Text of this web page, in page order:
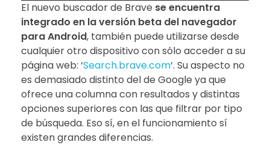
El nuevo buscador de Brave se encuentra
integrado en la versión beta del navegador
para Android, también puede utilizarse desde
cualquier otro dispositivo con sólo acceder a su
página web: ‘Search.brave.com‘. Su aspecto no
es demasiado distinto del de Google ya que
ofrece una columna con resultados y distintas
opciones superiores con las que filtrar por tipo
de búsqueda. Eso sí, en el funcionamiento sí
existen grandes diferencias.